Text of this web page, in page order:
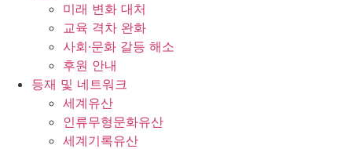
미래 변화 대처
교육 격차 완화
사회∙문화 갈등 해소
후원 안내
등재 및 네트워크
세계유산
인류무형문화유산
세계기록유산